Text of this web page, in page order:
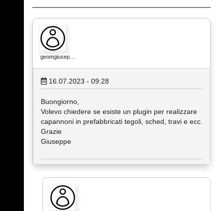
geomgiusep…
16.07.2023 - 09:28
Buongiorno,
Volevo chiedere se esiste un plugin per realizzare
capannoni in prefabbricati tegoli, sched, travi e ecc.
Grazie
Giuseppe